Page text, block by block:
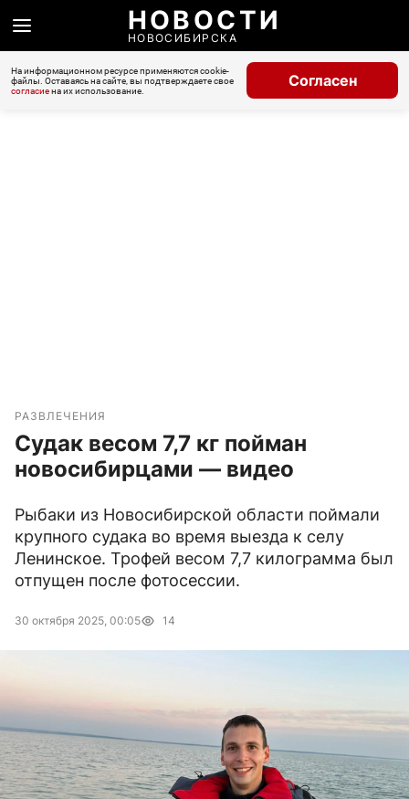
НОВОСТИ
НОВОСИБИРСКА
На информационном ресурсе применяются cookie-
файлы. Оставаясь на сайте, вы подтверждаете свое
согласиена их использование.
Согласен
РАЗВЛЕЧЕНИЯ
Судак весом 7,7 кг пойман
новосибирцами — видео
Рыбаки из Новосибирской области поймали
крупного судака во время выезда к селу
Ленинское. Трофей весом 7,7 килограмма был
отпущен после фотосессии.
30 октября 2025, 00:05 14